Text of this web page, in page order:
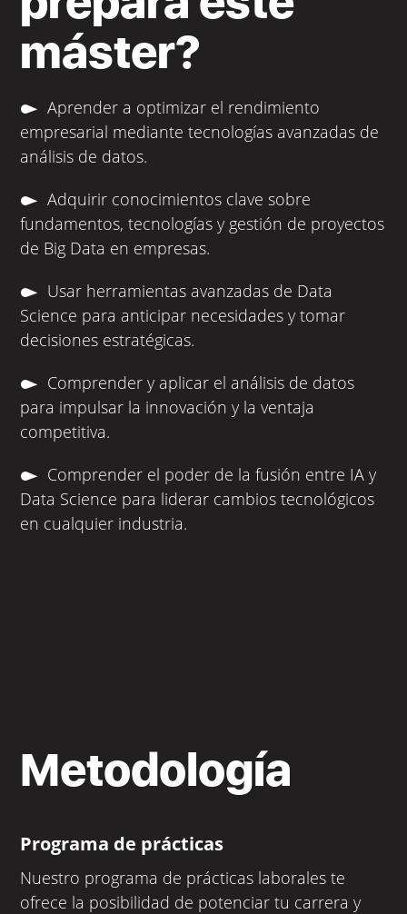
máster?
Aprender a optimizar el rendimiento
empresarial mediante tecnologías avanzadas de
análisis de datos.
Adquirir conocimientos clave sobre
fundamentos, tecnologías y gestión de proyectos
de Big Data en empresas.
Usar herramientas avanzadas de Data
Science para anticipar necesidades y tomar
decisiones estratégicas.
Comprender y aplicar el análisis de datos
para impulsar la innovación y la ventaja
competitiva.
Comprender el poder de la fusión entre IA y
Data Science para liderar cambios tecnológicos
en cualquier industria.
Metodología
Programa de prácticas
Nuestro programa de prácticas laborales te
ofrece la posibilidad de potenciar tu carrera y